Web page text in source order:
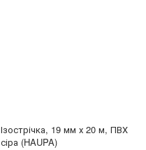
Ізострічка, 19 мм х 20 м, ПВХ
сіра (HAUPA)